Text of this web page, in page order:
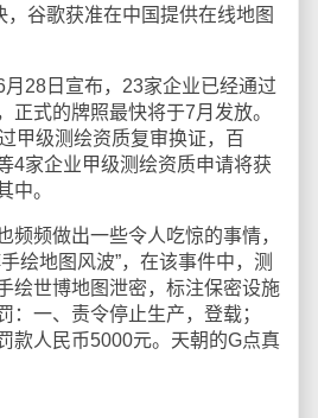
，谷歌获准在中国提供在线地图
28日宣布，23家企业已经通过
正式的牌照最快将于7月发放。
甲级测绘资质复审换证，百
4家企业甲级测绘资质申请将获
中。
频做出一些令人吃惊的事情，
绘地图风波”，在该事件中，测
绘世博地图泄密，标注保密设施
：一、责令停止生产，登载；
款人民币5000元。天朝的G点真